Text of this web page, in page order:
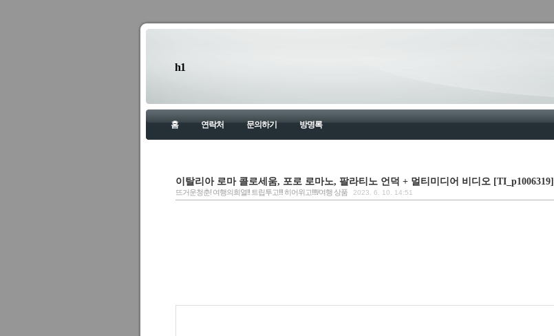
h1
홈 연락처 문의하기 방명록
이탈리아 로마 콜로세움, 포로 로마노, 팔라티노 언덕 + 멀티미디어 비디오 [TI_p1006319]
뜨거운청춘! 여행의희열!! 트립투고!!! 히어위고!!!!/여행 상품 2023. 6. 10. 14:51